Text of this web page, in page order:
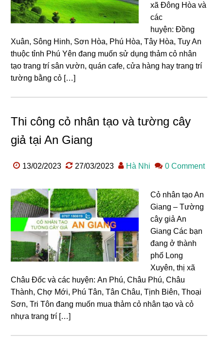
xã Đông Hòa và
các
huyện: Đồng
Xuân, Sông Hinh, Sơn Hòa, Phú Hòa, Tây Hòa, Tuy An
thuộc tỉnh Phú Yên đang muốn sử dụng thảm cỏ nhân
tạo trang trí sân vườn, quán cafe, cửa hàng hay trang trí
tường bằng cỏ […]
Thi công cỏ nhân tạo và tường cây
giả tại An Giang
13/02/2023 27/03/2023 Hà Nhi 0 Comment
Cỏ nhân tạo An
Giang – Tường
cây giả An
Giang Các bạn
đang ở thành
phố Long
Xuyên, thị xã
Châu Đốc và các huyện: An Phú, Châu Phú, Châu
Thành, Chợ Mới, Phú Tân, Tân Châu, Tịnh Biên, Thoại
Sơn, Tri Tôn đang muốn mua thảm cỏ nhân tạo và cỏ
nhựa trang trí […]